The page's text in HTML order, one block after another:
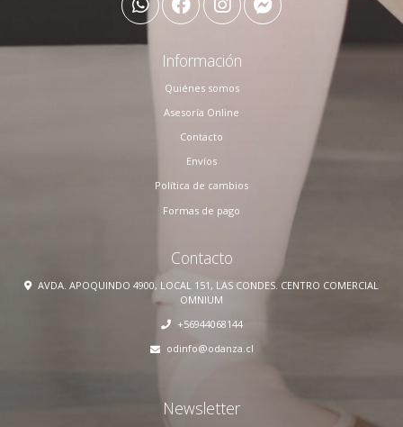
Información
Quiénes somos
Asesoría Online
Contacto
Envíos
Política de cambios
Formas de pago
Contacto
AVDA. APOQUINDO 4900, LOCAL 151, LAS CONDES. CENTRO COMERCIAL
OMNIUM
+56944068144
odinfo@odanza.cl
Newsletter